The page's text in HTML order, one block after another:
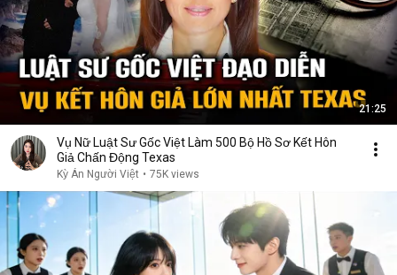
21:25
Vụ Nữ Luật Sư Gốc Việt Làm 500 Bộ Hồ Sơ Kết Hôn
Giả Chấn Động Texas
Kỳ Án Người Việt • 75K views